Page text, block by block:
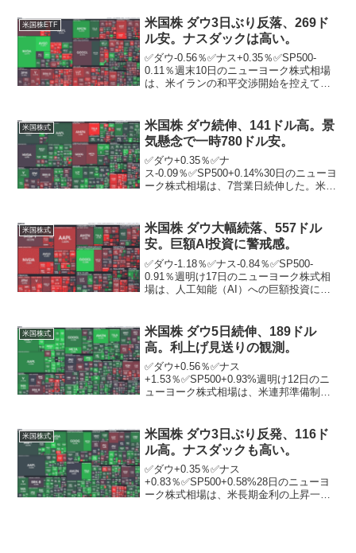
の日発表した8月の米サービス業購買担...
米国株ETF
米国株 ダウ3日ぶり反落、269ド
ル安。ナスダックは高い。
✅ダウ-0.56％✅ナス+0.35％✅SP500-
0.11％週末10日のニューヨーク株式相場
は、米イランの和平交渉開始を控えて様
億0905万株減の10億6643万株...
米国株式
米国株 ダウ続伸、141ドル高。景
気懸念で一時780ドル安。
✅ダウ+0.35％✅ナ
ス-0.09％✅SP500+0.14%30日のニューヨ
ーク株式相場は、7営業日続伸した。米経
加速し、下げ幅は一時780ドルを超えた。
ニューヨーク証...
米国株式
米国株 ダウ大幅続落、557ドル
安。巨額AI投資に警戒感。
✅ダウ-1.18％✅ナス-0.84％✅SP500-
0.91％週明け17日のニューヨーク株式相
場は、人工知能（AI）への巨額投資に警
し、大幅続落。ダウは3営業日続落とな...
米国株式
米国株 ダウ5日続伸、189ドル
高。利上げ見送りの観測。
✅ダウ+0.56％✅ナス
+1.53％✅SP500+0.93%週明け12日のニ
ューヨーク株式相場は、米連邦準備制度
えし、5営業日続伸。市場では、FRBが
13、14両日に...
米国株式
米国株 ダウ3日ぶり反発、116ド
ル高。ナスダックも高い。
✅ダウ+0.35％✅ナス
+0.83％✅SP500+0.58%28日のニューヨ
ーク株式相場は、米長期金利の上昇一服